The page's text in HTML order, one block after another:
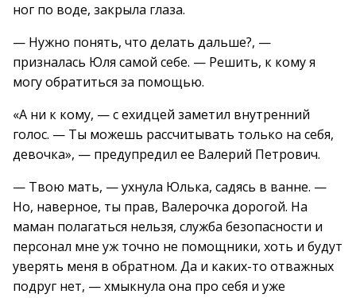
ног по воде, закрыла глаза.
— Нужно понять, что делать дальше?, —
призналась Юля самой себе. — Решить, к кому я
могу обратиться за помощью.
«А ни к кому, — с ехидцей заметил внутренний
голос. — Ты можешь рассчитывать только на себя,
девочка», — предупредил ее Валерий Петрович.
— Твою мать, — ухнула Юлька, садясь в ванне. —
Но, наверное, ты прав, Валерочка дорогой. На
маман полагаться нельзя, служба безопасности и
персонал мне уж точно не помощники, хоть и будут
уверять меня в обратном. Да и каких-то отважных
подруг нет, — хмыкнула она про себя и уже